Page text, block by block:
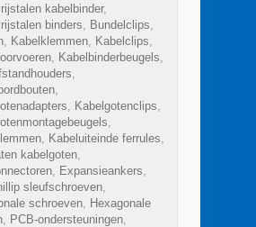
kabelbinder,
binders, Bundelclips,
, Kabelklemmen, Kabelclips,
, Kabelbinderbeugels,
,
,
, Kabelgotenclips,
,
, Kabeluiteinde ferrules,
kabelgoten,
, Expansieankers,
sleufschroeven,
schroeven, Hexagonale
, PCB-ondersteuningen,